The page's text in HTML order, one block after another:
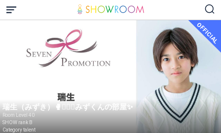
OFFICIAL
瑞生（みずき）🥊🤸‍♂️✨みずくんの部屋✨
Room Level 40
SHOW rank B
Category talent